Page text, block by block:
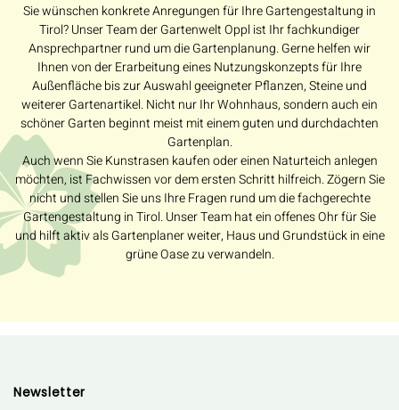
Sie wünschen konkrete Anregungen für Ihre Gartengestaltung in
Tirol? Unser Team der Gartenwelt Oppl ist Ihr fachkundiger
Ansprechpartner rund um die Gartenplanung. Gerne helfen wir
Ihnen von der Erarbeitung eines Nutzungskonzepts für Ihre
Außenfläche bis zur Auswahl geeigneter Pflanzen, Steine und
weiterer Gartenartikel. Nicht nur Ihr Wohnhaus, sondern auch ein
schöner Garten beginnt meist mit einem guten und durchdachten
Gartenplan.
Auch wenn Sie Kunstrasen kaufen oder einen Naturteich anlegen
möchten, ist Fachwissen vor dem ersten Schritt hilfreich. Zögern Sie
nicht und stellen Sie uns Ihre Fragen rund um die fachgerechte
Gartengestaltung in Tirol. Unser Team hat ein offenes Ohr für Sie
und hilft aktiv als Gartenplaner weiter, Haus und Grundstück in eine
grüne Oase zu verwandeln.
Newsletter